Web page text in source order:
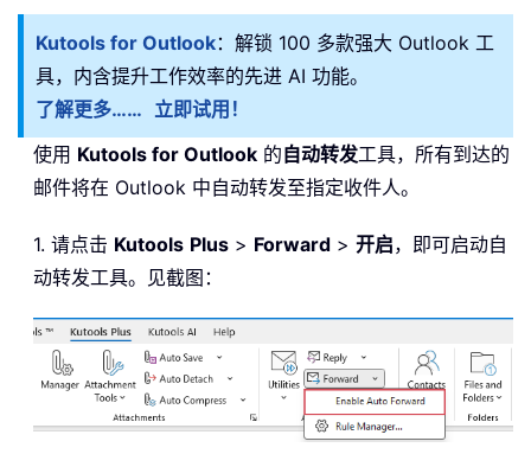
Kutools for Outlook：解锁 100 多款强大 Outlook 工
具，内含提升工作效率的先进 AI 功能。
了解更多…… 立即试用！
使用 Kutools for Outlook 的自动转发工具，所有到达的
邮件将在 Outlook 中自动转发至指定收件人。
1. 请点击 Kutools Plus > Forward > 开启，即可启动自
动转发工具。见截图：